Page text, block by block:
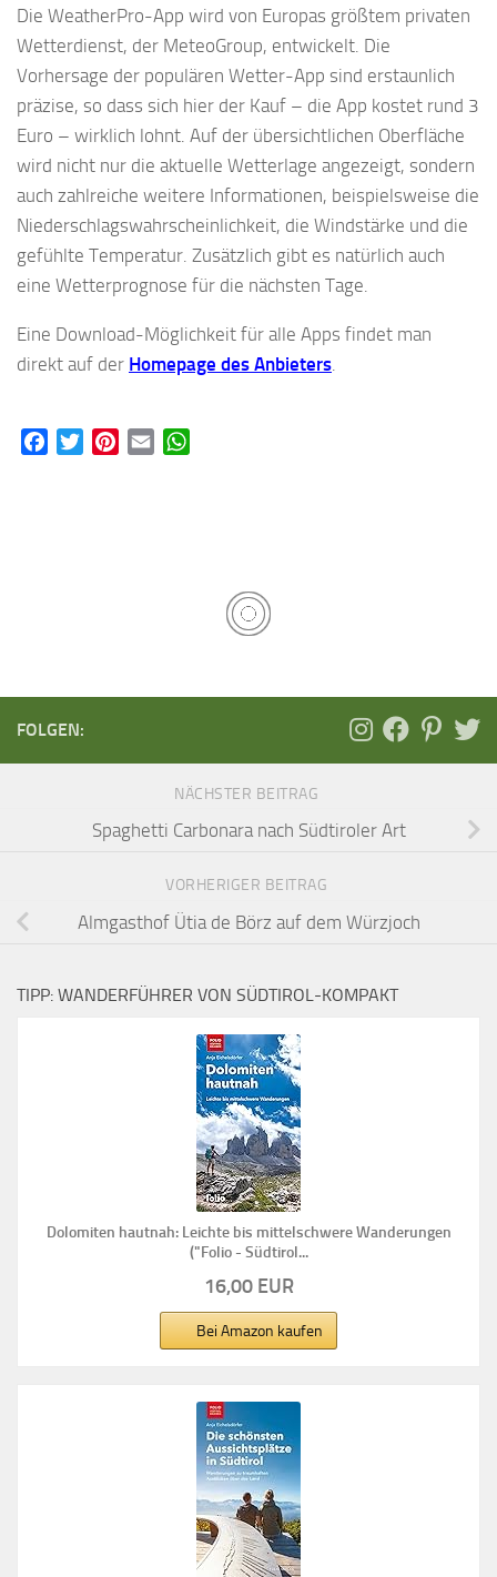
Die WeatherPro-App wird von Europas größtem privaten
Wetterdienst, der MeteoGroup, entwickelt. Die
Vorhersage der populären Wetter-App sind erstaunlich
präzise, so dass sich hier der Kauf – die App kostet rund 3
Euro – wirklich lohnt. Auf der übersichtlichen Oberfläche
wird nicht nur die aktuelle Wetterlage angezeigt, sondern
auch zahlreiche weitere Informationen, beispielsweise die
Niederschlagswahrscheinlichkeit, die Windstärke und die
gefühlte Temperatur. Zusätzlich gibt es natürlich auch
eine Wetterprognose für die nächsten Tage.
Eine Download-Möglichkeit für alle Apps findet man
direkt auf der Homepage des Anbieters
FacebookTwitterPinterest
Email
FOLGEN:
NÄCHSTER BEITRAG
Spaghetti Carbonara nach Südtiroler Art
VORHERIGER BEITRAG
Almgasthof Ütia de Börz auf dem Würzjoch
TIPP: WANDERFÜHRER VON SÜDTIROL-KOMPAKT
Dolomiten hautnah: Leichte bis mittelschwere Wanderungen
("Folio - Südtirol...
16,00 EUR
Bei Amazon kaufen